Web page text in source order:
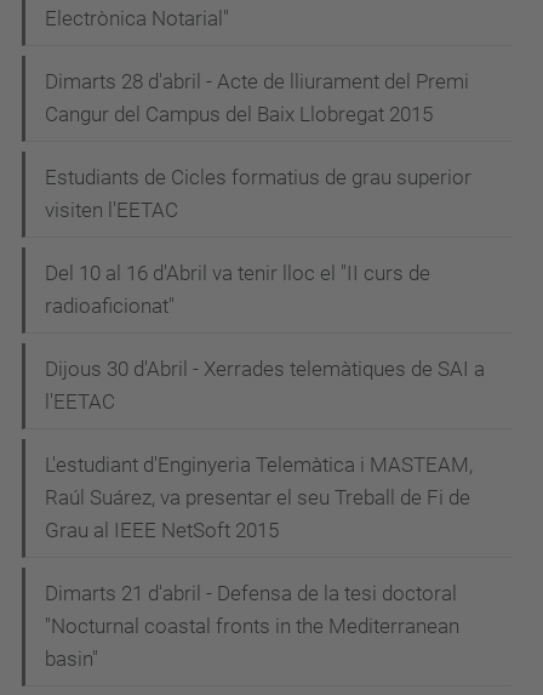
Electrònica Notarial"
Dimarts 28 d'abril - Acte de lliurament del Premi
Cangur del Campus del Baix Llobregat 2015
Estudiants de Cicles formatius de grau superior
visiten l'EETAC
Del 10 al 16 d'Abril va tenir lloc el "II curs de
radioaficionat"
Dijous 30 d'Abril - Xerrades telemàtiques de SAI a
l'EETAC
L'estudiant d'Enginyeria Telemàtica i MASTEAM,
Raúl Suárez, va presentar el seu Treball de Fi de
Grau al IEEE NetSoft 2015
Dimarts 21 d'abril - Defensa de la tesi doctoral
"Nocturnal coastal fronts in the Mediterranean
basin"